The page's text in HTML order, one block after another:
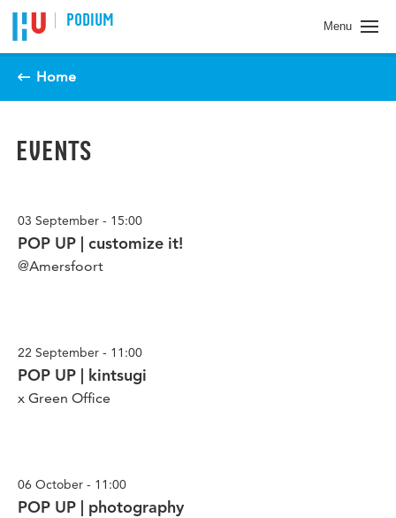
PODIUM Menu
Home
EVENTS
03 September - 15:00
POP UP | customize it!
@Amersfoort
22 September - 11:00
POP UP | kintsugi
x Green Office
06 October - 11:00
POP UP | photography